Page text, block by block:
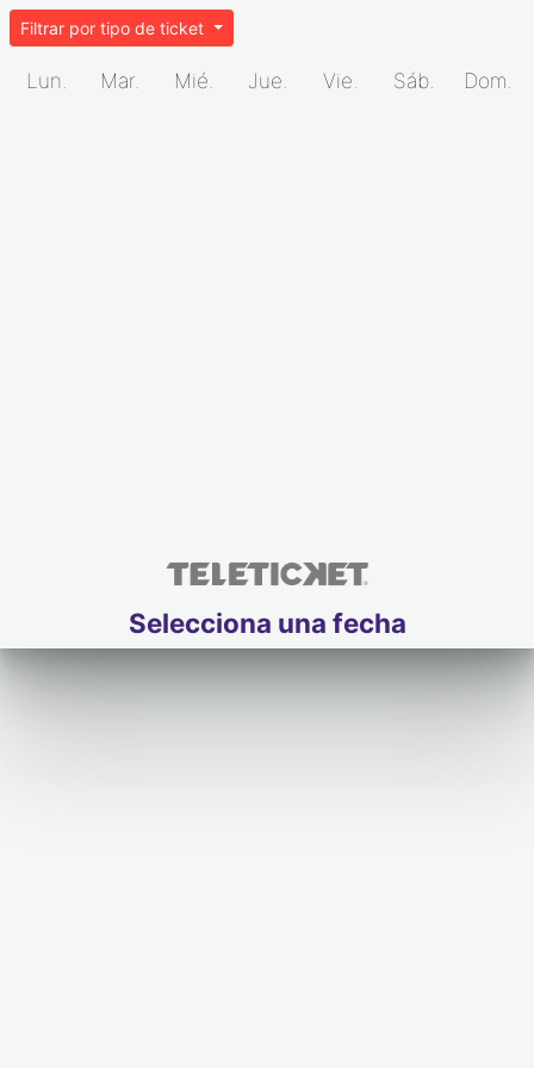
Filtrar por tipo de ticket
Lun. Mar. Mié. Jue. Vie. Sáb. Dom.
Selecciona una fecha